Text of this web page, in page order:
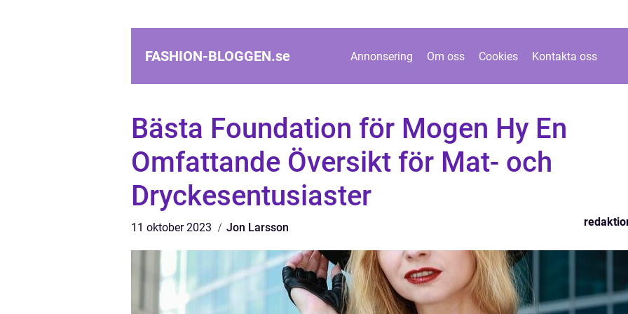
FASHION-BLOGGEN.se Annonsering Om oss Cookies Kontakta oss
Bästa Foundation för Mogen Hy En
Omfattande Översikt för Mat- och
Dryckesentusiaster
11 oktober 2023 Jon Larsson